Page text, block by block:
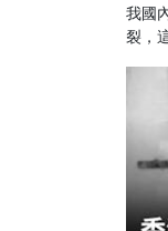
我國
裂，